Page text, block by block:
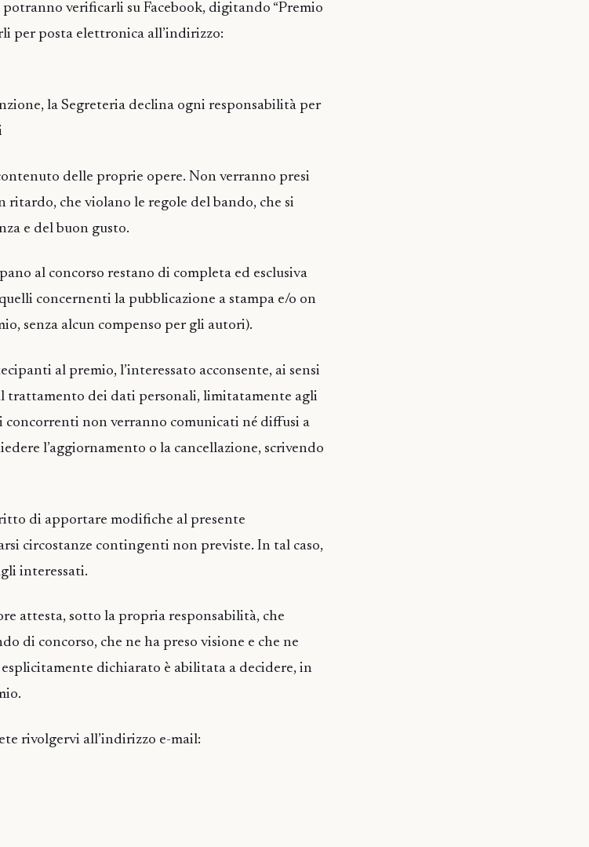
verificarli su Facebook, digitando “Premio
per posta elettronica all’indirizzo:
la Segreteria declina ogni responsabilità per
delle proprie opere. Non verranno presi
che violano le regole del bando, che si
e del buon gusto.
al concorso restano di completa ed esclusiva
concernenti la pubblicazione a stampa e/o on
senza alcun compenso per gli autori).
al premio, l’interessato acconsente, ai sensi
trattamento dei dati personali, limitatamente agli
non verranno comunicati né diffusi a
l’aggiornamento o la cancellazione, scrivendo
di apportare modifiche al presente
circostanze contingenti non previste. In tal caso,
interessati.
attesta, sotto la propria responsabilità, che
di concorso, che ne ha preso visione e che ne
dichiarato è abilitata a decidere, in
rivolgervi all’indirizzo e-mail: